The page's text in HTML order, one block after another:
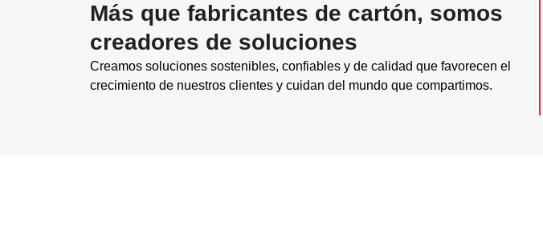
Más que fabricantes de cartón, somos
creadores de soluciones
Creamos soluciones sostenibles, confiables y de calidad que favorecen el
crecimiento de nuestros clientes y cuidan del mundo que compartimos.